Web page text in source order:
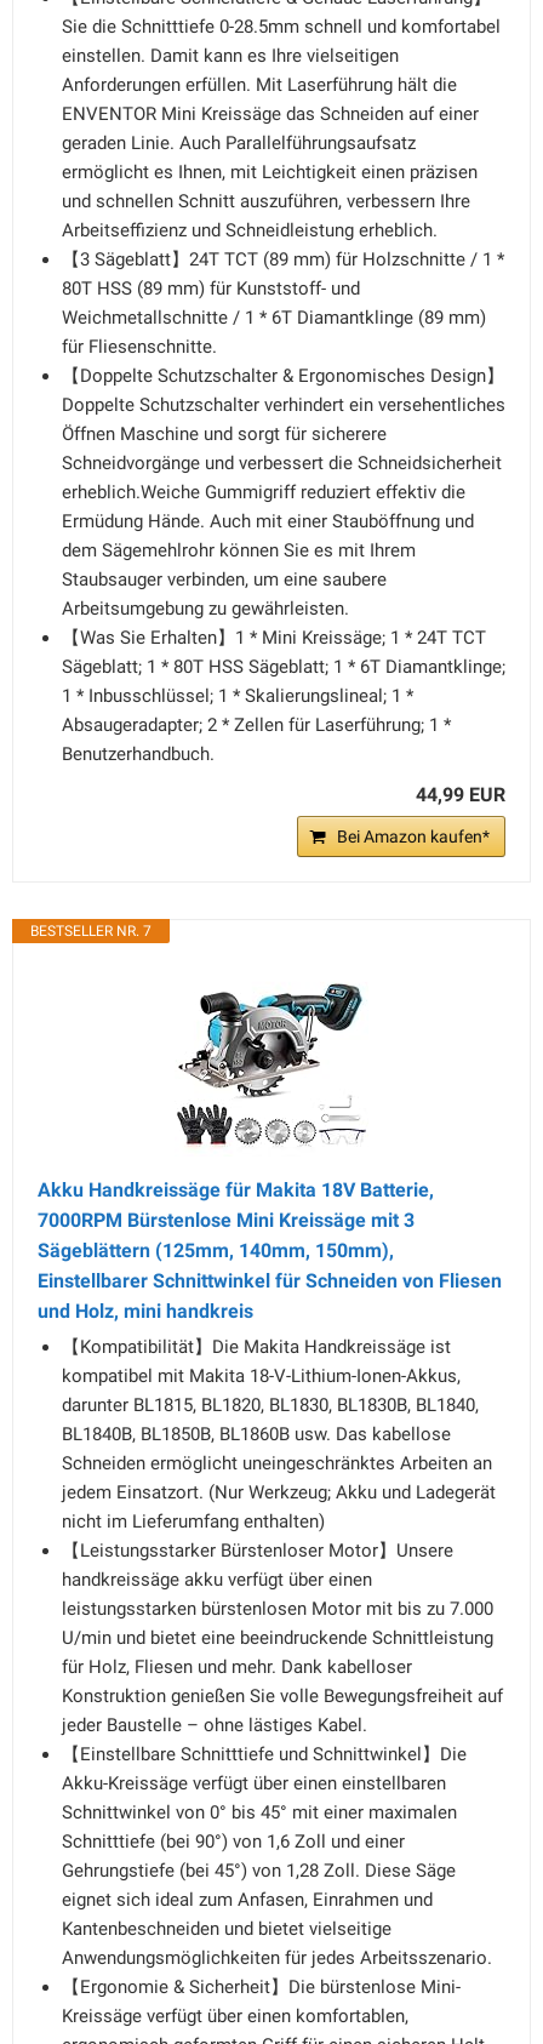
Sie die Schnitttiefe 0-28.5mm schnell und komfortabel
einstellen. Damit kann es Ihre vielseitigen
Anforderungen erfüllen. Mit Laserführung hält die
ENVENTOR Mini Kreissäge das Schneiden auf einer
geraden Linie. Auch Parallelführungsaufsatz
ermöglicht es Ihnen, mit Leichtigkeit einen präzisen
und schnellen Schnitt auszuführen, verbessern Ihre
Arbeitseffizienz und Schneidleistung erheblich.
【3 Sägeblatt】24T TCT (89 mm) für Holzschnitte / 1 *
80T HSS (89 mm) für Kunststoff- und
Weichmetallschnitte / 1 * 6T Diamantklinge (89 mm)
für Fliesenschnitte.
【Doppelte Schutzschalter & Ergonomisches Design】
Doppelte Schutzschalter verhindert ein versehentliches
Öffnen Maschine und sorgt für sicherere
Schneidvorgänge und verbessert die Schneidsicherheit
erheblich.Weiche Gummigriff reduziert effektiv die
Ermüdung Hände. Auch mit einer Stauböffnung und
dem Sägemehlrohr können Sie es mit Ihrem
Staubsauger verbinden, um eine saubere
Arbeitsumgebung zu gewährleisten.
【Was Sie Erhalten】1 * Mini Kreissäge; 1 * 24T TCT
Sägeblatt; 1 * 80T HSS Sägeblatt; 1 * 6T Diamantklinge;
1 * Inbusschlüssel; 1 * Skalierungslineal; 1 *
Absaugeradapter; 2 * Zellen für Laserführung; 1 *
Benutzerhandbuch.
44,99 EUR
Bei Amazon kaufen*
BESTSELLER NR. 7
Akku Handkreissäge für Makita 18V Batterie,
7000RPM Bürstenlose Mini Kreissäge mit 3
Sägeblättern (125mm, 140mm, 150mm),
Einstellbarer Schnittwinkel für Schneiden von Fliesen
und Holz, mini handkreis
【Kompatibilität】Die Makita Handkreissäge ist
kompatibel mit Makita 18-V-Lithium-Ionen-Akkus,
darunter BL1815, BL1820, BL1830, BL1830B, BL1840,
BL1840B, BL1850B, BL1860B usw. Das kabellose
Schneiden ermöglicht uneingeschränktes Arbeiten an
jedem Einsatzort. (Nur Werkzeug; Akku und Ladegerät
nicht im Lieferumfang enthalten)
【Leistungsstarker Bürstenloser Motor】Unsere
handkreissäge akku verfügt über einen
leistungsstarken bürstenlosen Motor mit bis zu 7.000
U/min und bietet eine beeindruckende Schnittleistung
für Holz, Fliesen und mehr. Dank kabelloser
Konstruktion genießen Sie volle Bewegungsfreiheit auf
jeder Baustelle – ohne lästiges Kabel.
【Einstellbare Schnitttiefe und Schnittwinkel】Die
Akku-Kreissäge verfügt über einen einstellbaren
Schnittwinkel von 0° bis 45° mit einer maximalen
Schnitttiefe (bei 90°) von 1,6 Zoll und einer
Gehrungstiefe (bei 45°) von 1,28 Zoll. Diese Säge
eignet sich ideal zum Anfasen, Einrahmen und
Kantenbeschneiden und bietet vielseitige
Anwendungsmöglichkeiten für jedes Arbeitsszenario.
【Ergonomie & Sicherheit】Die bürstenlose Mini-
Kreissäge verfügt über einen komfortablen,